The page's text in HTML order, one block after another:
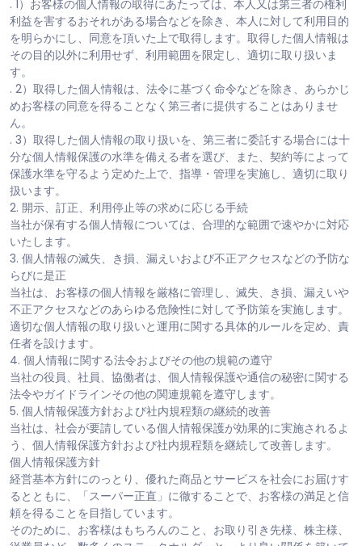
. 1）お客様の個人情報の取得にあたっては、本人又は第三者の権利
利益を害するおそれがある場合などを除き、本人に対して利用目的
を明らかにし、同意を頂いた上で取得します。取得した個人情報は
その目的以外に利用せず、利用範囲を限定し、適切に取り扱いま
す。
. 2）取得した個人情報は、法令に基づく命令などを除き、あらかじ
めお客様の同意を得ることなく第三者に提供することはありませ
ん。
. 3）取得した個人情報の取り扱いを、第三者に委託する場合には十
分な個人情報保護の水準を備える者を選び、また、契約等によって
保護水準を守るよう定めた上で、指導・管理を実施し、適切に取り
扱います。
2. 開示、訂正、利用停止等の求めに応じる手続
当社が保有する個人情報については、合理的な範囲で速やかに対応
いたします。
3. 個人情報の滅失、き損、漏えいおよび不正アクセスなどの予防な
らびに是正
当社は、お客様の個人情報を厳格に管理し、滅失、き損、漏えいや
不正アクセスなどのあらゆる危険性に対して予防策を実施します。
適切な個人情報の取り扱いと運用に関する具体的ルールを定め、責
任者を設けます。
4. 個人情報に関する法令およびその他の規範の遵守
当社の役員、社員、協働者は、個人情報保護や通信の秘密に関する
法令やガイドラインその他の関連規範を遵守します。
5. 個人情報保護方針および社内規程類の継続的改善
当社は、社会が要請している個人情報保護が効果的に実施されるよ
う、個人情報保護方針および社内規程類を継続して改善します。
個人情報保護方針
経営基本方針にのっとり、優れた商品とサービスを社会にお届けす
るとともに、「スーパー正直」に徹することで、お客様の満足と信
頼を得ることを目指しています。
そのために、お客様はもちろんのこと、お取り引き先様、株主様、